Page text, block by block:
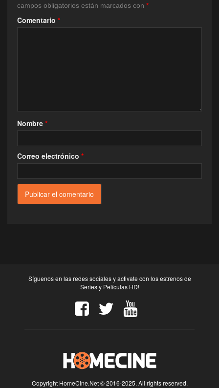
campos obligatorios están marcados con *
Comentario *
Nombre *
Correo electrónico *
Síguenos en las redes sociales y activate con los estrenos de
Series y Películas HD!
Copyright HomeCine.Net © 2016-2025. All rights reserved.